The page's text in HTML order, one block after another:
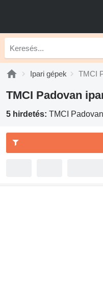
Ipari gépek TMCI
TMCI Padovan
5 hirdetés: TMCI